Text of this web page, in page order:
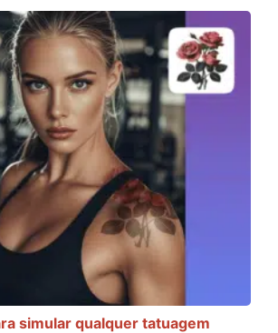
simular qualquer tatuagem